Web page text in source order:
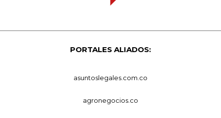
PORTALES ALIADOS:
asuntoslegales.com.co
agronegocios.co